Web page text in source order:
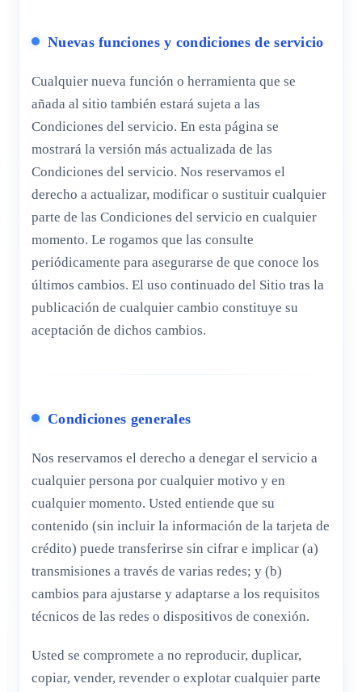
Nuevas funciones y condiciones de servicio
Cualquier nueva función o herramienta que se
añada al sitio también estará sujeta a las
Condiciones del servicio. En esta página se
mostrará la versión más actualizada de las
Condiciones del servicio. Nos reservamos el
derecho a actualizar, modificar o sustituir cualquier
parte de las Condiciones del servicio en cualquier
momento. Le rogamos que las consulte
periódicamente para asegurarse de que conoce los
últimos cambios. El uso continuado del Sitio tras la
publicación de cualquier cambio constituye su
aceptación de dichos cambios.
Condiciones generales
Nos reservamos el derecho a denegar el servicio a
cualquier persona por cualquier motivo y en
cualquier momento. Usted entiende que su
contenido (sin incluir la información de la tarjeta de
crédito) puede transferirse sin cifrar e implicar (a)
transmisiones a través de varias redes; y (b)
cambios para ajustarse y adaptarse a los requisitos
técnicos de las redes o dispositivos de conexión.
Usted se compromete a no reproducir, duplicar,
copiar, vender, revender o explotar cualquier parte